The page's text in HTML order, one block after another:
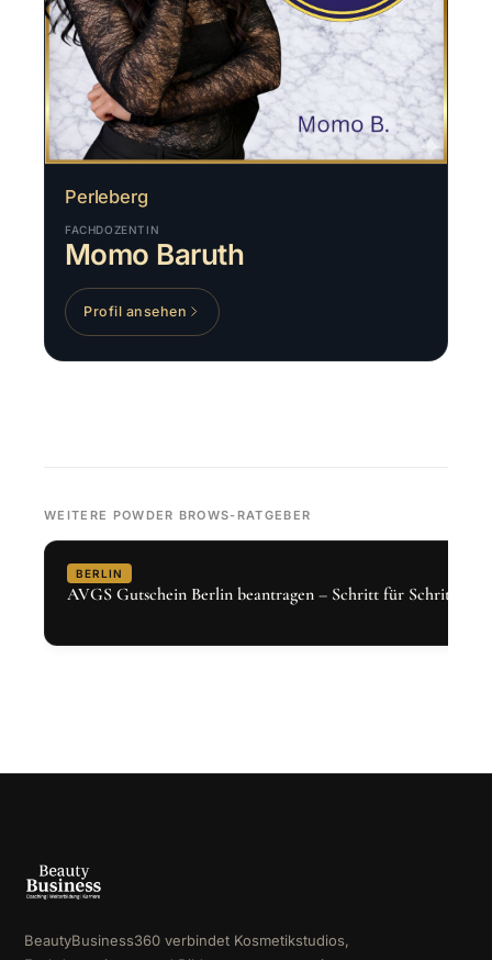
Perleberg
FACHDOZENTIN
Momo Baruth
Profil ansehen
WEITERE POWDER BROWS-RATGEBER
BERLIN
AVGS Gutschein Berlin beantragen – Schritt für Schritt 2026
BeautyBusiness360 verbindet Kosmetikstudios,